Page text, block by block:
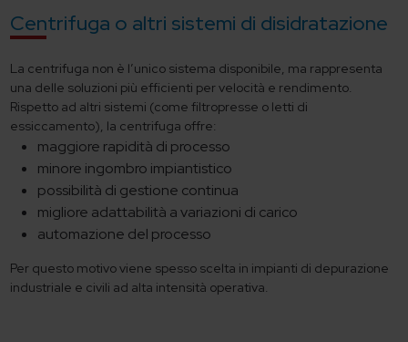
Centrifuga o altri sistemi di disidratazione
La centrifuga non è l’unico sistema disponibile, ma rappresenta
una delle soluzioni più efficienti per velocità e rendimento.
Rispetto ad altri sistemi (come filtropresse o letti di
essiccamento), la centrifuga offre:
maggiore rapidità di processo
minore ingombro impiantistico
possibilità di gestione continua
migliore adattabilità a variazioni di carico
automazione del processo
Per questo motivo viene spesso scelta in impianti di depurazione
industriale e civili ad alta intensità operativa.